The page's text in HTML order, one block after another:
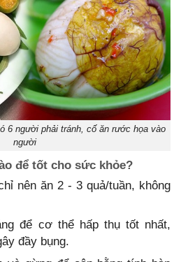
6 người phải tránh, cố ăn rước họa vào
người
để tốt cho sức khỏe?
nên ăn 2 - 3 quả/tuần, không
để cơ thể hấp thụ tốt nhất,
đầy bụng.